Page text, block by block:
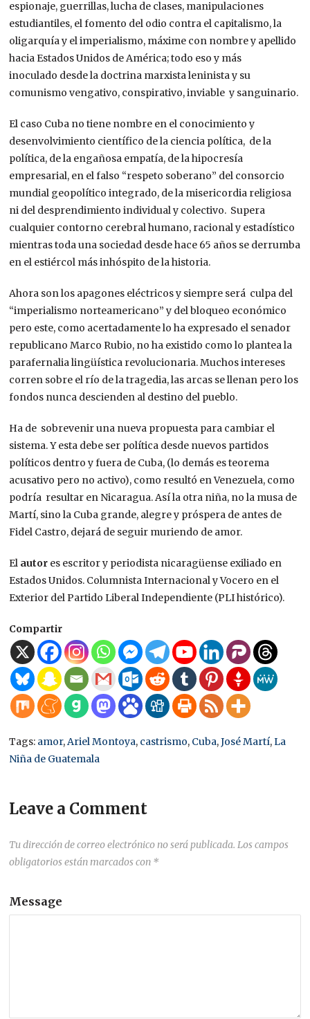
espionaje, guerrillas, lucha de clases, manipulaciones
estudiantiles, el fomento del odio contra el capitalismo, la
oligarquía y el imperialismo, máxime con nombre y apellido
hacia Estados Unidos de América; todo eso y más
inoculado desde la doctrina marxista leninista y su
comunismo vengativo, conspirativo, inviable y sanguinario.
El caso Cuba no tiene nombre en el conocimiento y
desenvolvimiento científico de la ciencia política, de la
política, de la engañosa empatía, de la hipocresía
empresarial, en el falso “respeto soberano” del consorcio
mundial geopolítico integrado, de la misericordia religiosa
ni del desprendimiento individual y colectivo. Supera
cualquier contorno cerebral humano, racional y estadístico
mientras toda una sociedad desde hace 65 años se derrumba
en el estiércol más inhóspito de la historia.
Ahora son los apagones eléctricos y siempre será culpa del
“imperialismo norteamericano” y del bloqueo económico
pero este, como acertadamente lo ha expresado el senador
republicano Marco Rubio, no ha existido como lo plantea la
parafernalia lingüística revolucionaria. Muchos intereses
corren sobre el río de la tragedia, las arcas se llenan pero los
fondos nunca descienden al destino del pueblo.
Ha de sobrevenir una nueva propuesta para cambiar el
sistema. Y esta debe ser política desde nuevos partidos
políticos dentro y fuera de Cuba, (lo demás es teorema
acusativo pero no activo), como resultó en Venezuela, como
podría resultar en Nicaragua. Así la otra niña, no la musa de
Martí, sino la Cuba grande, alegre y próspera de antes de
Fidel Castro, dejará de seguir muriendo de amor.
El autor es escritor y periodista nicaragüense exiliado en
Estados Unidos. Columnista Internacional y Vocero en el
Exterior del Partido Liberal Independiente (PLI histórico).
Compartir
Tags: amor,Ariel Montoya, castrismo, Cuba,José Martí,La
Niña de Guatemala
Leave a Comment
Tu dirección de correo electrónico no será publicada. Los campos
obligatorios están marcados con *
Message